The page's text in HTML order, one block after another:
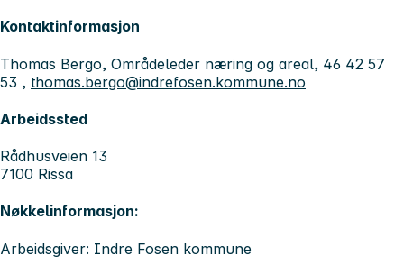
Kontaktinformasjon
Thomas Bergo, Områdeleder næring og areal, 46 42 57
53 , thomas.bergo@indrefosen.kommune.no
Arbeidssted
Rådhusveien 13
7100 Rissa
Nøkkelinformasjon:
Arbeidsgiver: Indre Fosen kommune